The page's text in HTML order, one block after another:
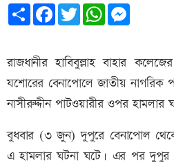
Share FacebookTwitterWhatsApp
রাজধানীর হাবিবুল্লাহ বাহার
যশোরের বেনাপোলে জাতীয় নাগরিক
নাসীরুদ্দীন পাটওয়ারীর ওপর হামলার
বুধবার (৩ জুন) দুপুরে বেনাপোল
এ হামলার ঘটনা ঘটে। এর পর